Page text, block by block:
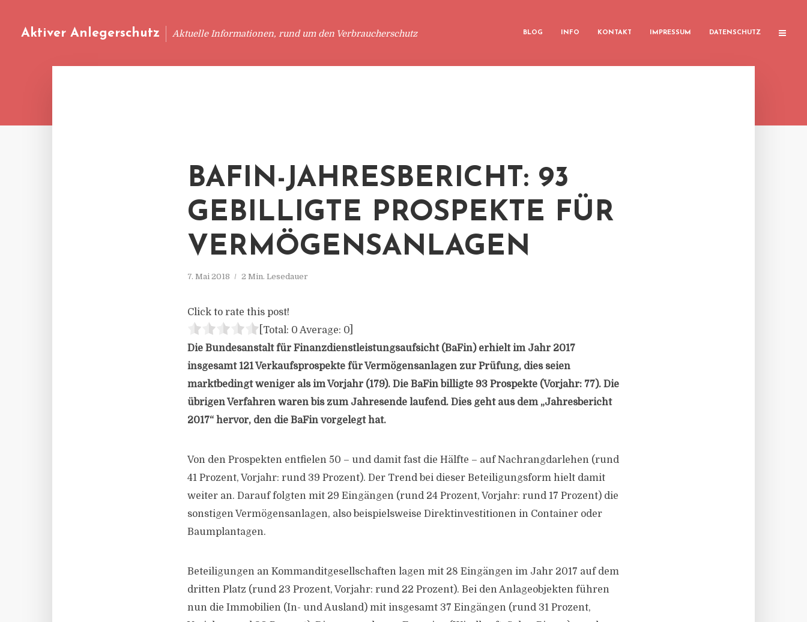
Aktiver Anlegerschutz Aktuelle Informationen, rund um den Verbraucherschutz BLOG INFO KONTAKT IMPRESSUM DATENSCHUTZ
BAFIN-JAHRESBERICHT: 93
GEBILLIGTE PROSPEKTE FÜR
VERMÖGENSANLAGEN
7. Mai 2018 2 Min. Lesedauer
Click to rate this post!
[Total: 0 Average: 0
Die Bundesanstalt für Finanzdienstleistungsaufsicht (BaFin) erhielt im Jahr 2017
insgesamt 121 Verkaufsprospekte für Vermögensanlagen zur Prüfung, dies seien
marktbedingt weniger als im Vorjahr (179). Die BaFin billigte 93 Prospekte (Vorjahr: 77). Die
übrigen Verfahren waren bis zum Jahresende laufend. Dies geht aus dem „Jahresbericht
2017“ hervor, den die BaFin vorgelegt hat.
Von den Prospekten entfielen 50 – und damit fast die Hälfte – auf Nachrangdarlehen (rund
41 Prozent, Vorjahr: rund 39 Prozent). Der Trend bei dieser Beteiligungsform hielt damit
weiter an. Darauf folgten mit 29 Eingängen (rund 24 Prozent, Vorjahr: rund 17 Prozent) die
sonstigen Vermögensanlagen, also beispielsweise Direktinvestitionen in Container oder
Baumplantagen.
Beteiligungen an Kommanditgesellschaften lagen mit 28 Eingängen im Jahr 2017 auf dem
dritten Platz (rund 23 Prozent, Vorjahr: rund 22 Prozent). Bei den Anlageobjekten führen
nun die Immobilien (In- und Ausland) mit insgesamt 37 Eingängen (rund 31 Prozent,